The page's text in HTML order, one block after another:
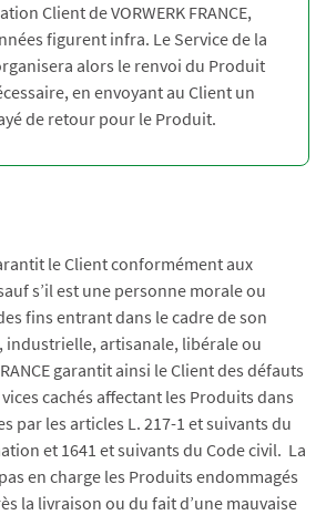
Client de VORWERK FRANCE,
figurent infra. Le Service de la
alors le renvoi du Produit
en envoyant au Client un
de retour pour le Produit.
le Client conformément aux
s’il est une personne morale ou
fins entrant dans le cadre de son
industrielle, artisanale, libérale ou
garantit ainsi le Client des défauts
cachés affectant les Produits dans
par les articles L. 217-1 et suivants du
et 1641 et suivants du Code civil. La
en charge les Produits endommagés
la livraison ou du fait d’une mauvaise